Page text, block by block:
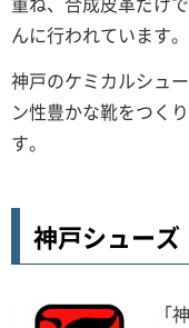
んに行われています。
神戸のケミカルシュ
ン性豊かな靴をつく
す。
神戸シューズ
「